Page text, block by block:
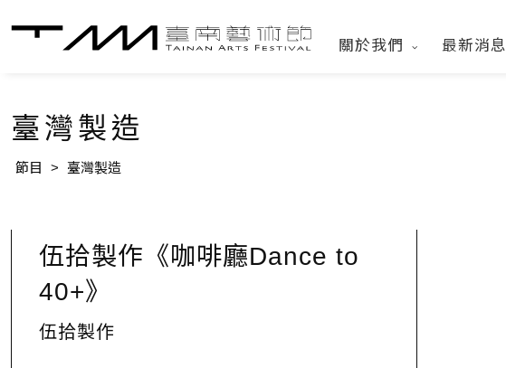
關於我們 最新消息
臺灣製造
節目 > 臺灣製造
伍拾製作《咖啡廳Dance to
40+》
伍拾製作